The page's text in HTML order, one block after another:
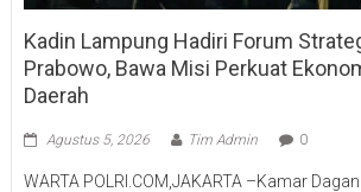
Kadin Lampung Hadiri Forum
Prabowo, Bawa Misi Perkuat
Daerah
Agustus 5, 2026 Tim Admin 0
WARTA POLRI.COM,JAKARTA –Kamar